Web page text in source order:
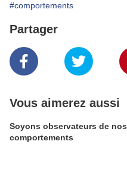
#comportements
Partager
Vous aimerez aussi
Soyons observateurs de nos
comportements